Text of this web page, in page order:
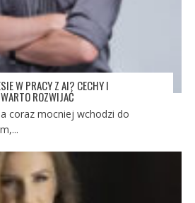
W PRACY Z AI? CECHY I
ROZWIJAĆ
coraz mocniej wchodzi do